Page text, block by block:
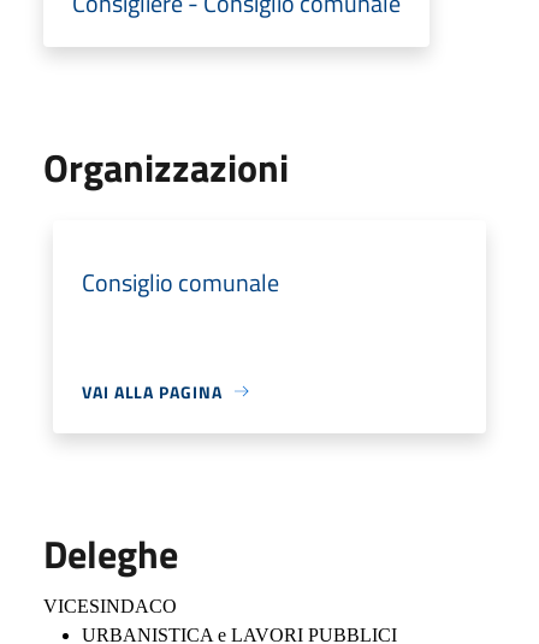
Organizzazioni
Consiglio comunale
VAI ALLA PAGINA
Deleghe
VICESINDACO
URBANISTICA e LAVORI PUBBLICI